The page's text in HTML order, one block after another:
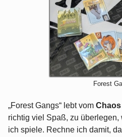
Forest
„Forest Gangs“ lebt vom Chaos
richtig viel Spaß, zu
ich spiele. Rechne ich damit,